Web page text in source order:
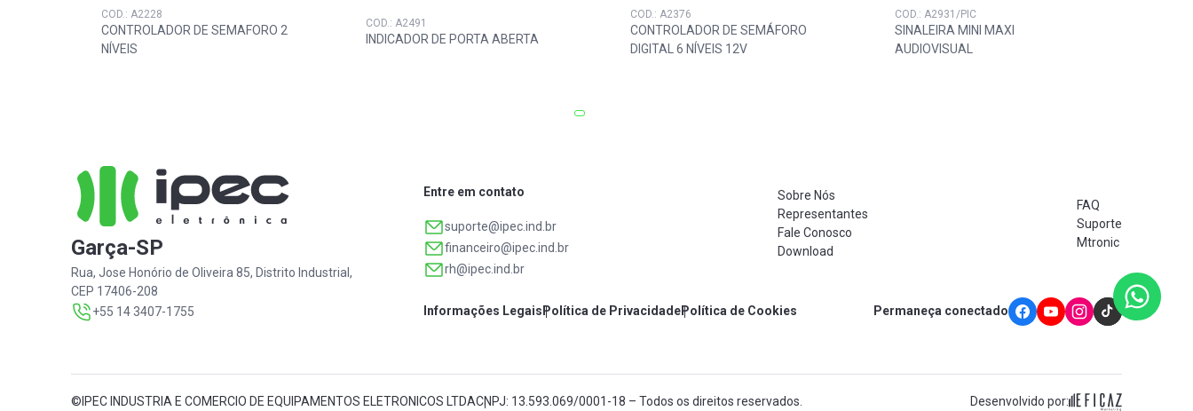
COD.: A2228
CONTROLADOR DE SEMAFORO 2
NÍVEIS
COD.: A2491
INDICADOR DE PORTA ABERTA
COD.: A2376
CONTROLADOR DE SEMÁFORO
DIGITAL 6 NÍVEIS 12V
COD.: A2931/PIC
SINALEIRA MINI MAXI
AUDIOVISUAL
Garça-SP
Rua, Jose Honório de Oliveira 85, Distrito Industrial,
CEP 17406-208
+55 14 3407-1755
Entre em contato
suporte@ipec.ind.br
financeiro@ipec.ind.br
rh@ipec.ind.br
Sobre Nós
Representantes
Fale Conosco
Download
FAQ
Suporte
Mtronic
Informações Legais Política de PrivacidadePolítica de Cookies Permaneça conectado
©IPEC INDUSTRIA E COMERCIO DE EQUIPAMENTOS ELETRONICOS LTDACNPJ: 13.593.069/0001-18 – Todos os direitos reservados. Desenvolvido por: